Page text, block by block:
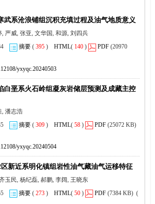
武系沧浪铺组沉积充填过程及油气地质意义
严威, 张亚, 文华国, 和源, 刘四兵
摘要 ( 395 ) HTML( 140 ) PDF (20970
yxyqc.20240503
白垩系火石岭组凝灰岩储层预测及成藏主控
, 潘志浩
摘要 ( 309 ) HTML( 58 ) PDF (25072 KB)
yxyqc.20240504
新近系明化镇组岩性油气藏油气运移特征
玉民, 杨纪磊, 郝鹏, 李阔, 王晓东
摘要 ( 273 ) HTML( 50 ) PDF (7384 KB) (